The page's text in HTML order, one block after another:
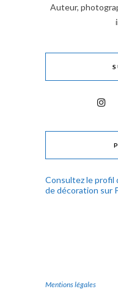
Auteur,
Consultez le profil
de décoration sur
Mentions légales